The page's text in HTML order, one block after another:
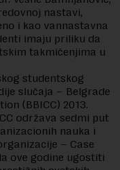
nastavi,
i kao vannastavna
imaju priliku da
takmičenjima u
studentskog
slučaja – Belgrade
(BBICC) 2013.
održava sedmi put
nauka i
– Case
ove godine ugostiti